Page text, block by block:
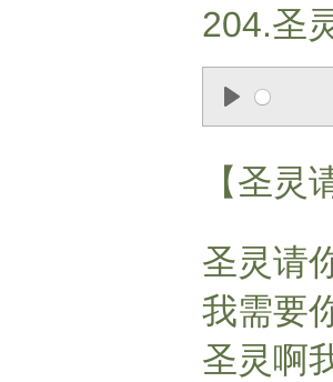
204.圣
P
a
【圣灵
圣灵请
我需要
圣灵啊